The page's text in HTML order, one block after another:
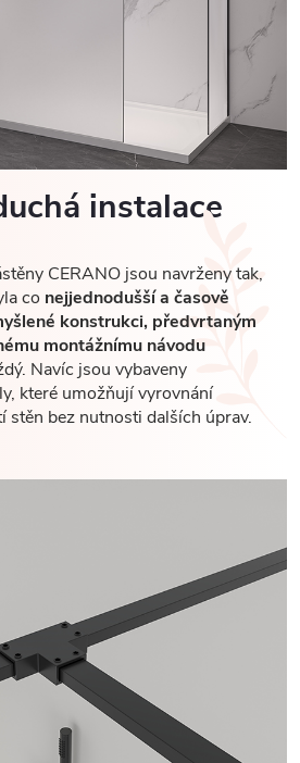
instalace
CERANO jsou navrženy tak,
co nejjednodušší a časově
konstrukci, předvrtaným
montážnímu návodu
Navíc jsou vybaveny
které umožňují vyrovnání
stěn bez nutnosti dalších úprav.